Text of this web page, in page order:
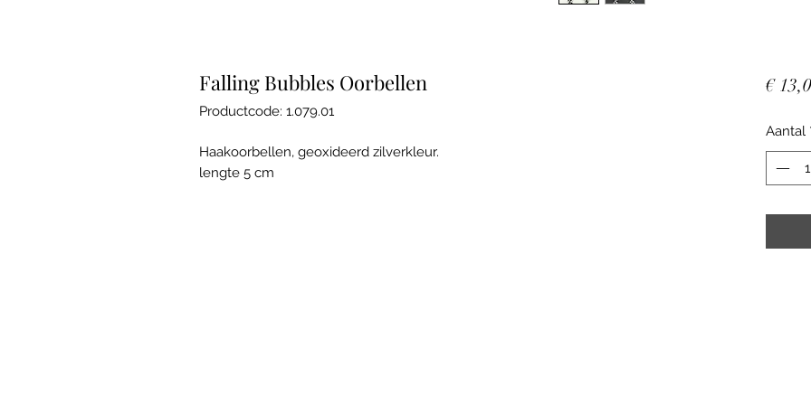
Falling Bubbles Oorbellen
Productcode: 1.079.01
Haakoorbellen, geoxideerd zilverkleur.
lengte 5 cm
€
Aantal